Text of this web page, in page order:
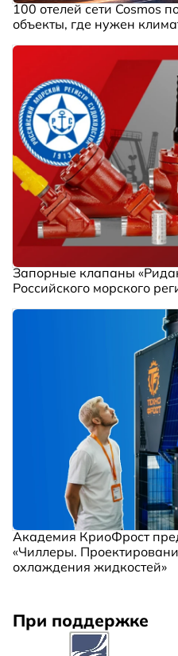
100 отелей сети Cosmos
объекты, где нужен
Запорные клапаны
Российского морского
Академия КриоФрост
«Чиллеры.
охлаждения жидкостей»
При поддержке